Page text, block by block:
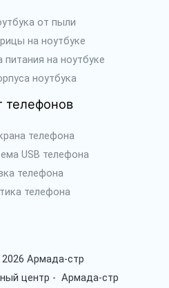
от пыли
на ноутбуке
на ноутбуке
ноутбука
телефонов
телефона
USB телефона
телефона
телефона
Армада-стр
центр - Армада-стр